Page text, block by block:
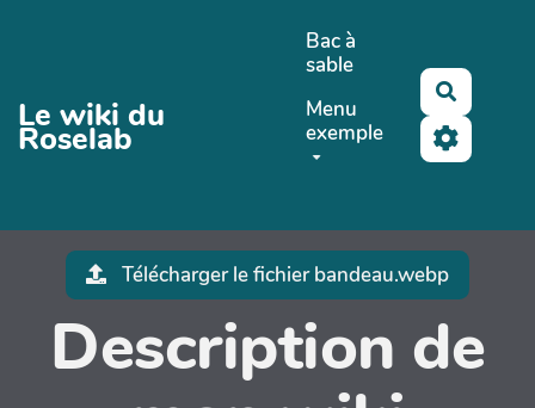
Le wiki du
Roselab
Bac à
sable
Menu
exemple
Télécharger le fichier bandeau.webp
Description de